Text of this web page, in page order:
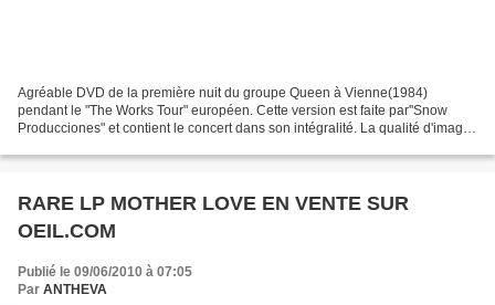
Agréable DVD de la première nuit du groupe Queen à Vienne(1984)
pendant le "The Works Tour" européen. Cette version est faite par''Snow
Producciones" et contient le concert dans son intégralité. La qualité d'image
RARE LP MOTHER LOVE EN VENTE SUR
OEIL.COM
Publié le 09/06/2010 à 07:05
Par ANTHEVA